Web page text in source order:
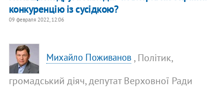
конкуренцію із сусідкою?
09 февраля 2022, 12:06
Михайло Поживанов , Політик,
громадський діяч, депутат Верховної Ради